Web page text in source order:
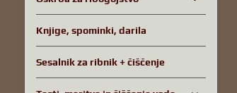
Knjige, spominki, darila
Sesalnik za ribnik + čiščenje